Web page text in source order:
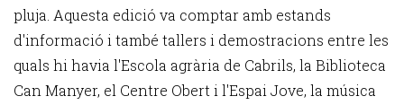
pluja. Aquesta edició va comptar amb estands
d'informació i també tallers i demostracions entre les
quals hi havia l'Escola agrària de Cabrils, la Biblioteca
Can Manyer, el Centre Obert i l'Espai Jove, la música